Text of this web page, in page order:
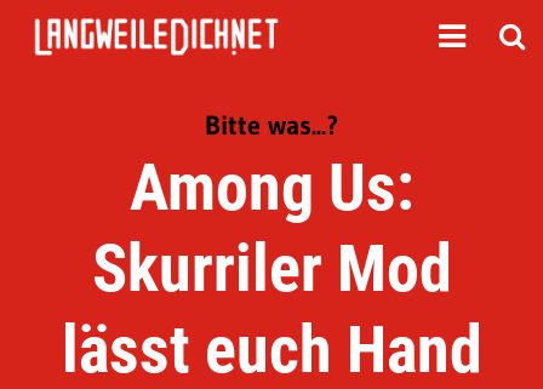
Bitte was...?
Among Us:
Skurriler Mod
lässt euch Hand